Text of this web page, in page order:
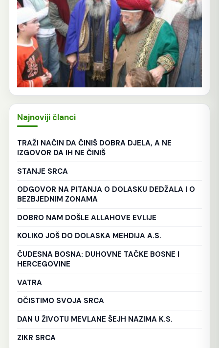
Najnoviji članci
TRAŽI NAČIN DA ČINIŠ DOBRA DJELA, A NE
IZGOVOR DA IH NE ČINIŠ
STANJE SRCA
ODGOVOR NA PITANJA O DOLASKU DEDŽALA I O
BEZBJEDNIM ZONAMA
DOBRO NAM DOŠLE ALLAHOVE EVLIJE
KOLIKO JOŠ DO DOLASKA MEHDIJA A.S.
ČUDESNA BOSNA: DUHOVNE TAČKE BOSNE I
HERCEGOVINE
VATRA
OČISTIMO SVOJA SRCA
DAN U ŽIVOTU MEVLANE ŠEJH NAZIMA K.S.
ZIKR SRCA